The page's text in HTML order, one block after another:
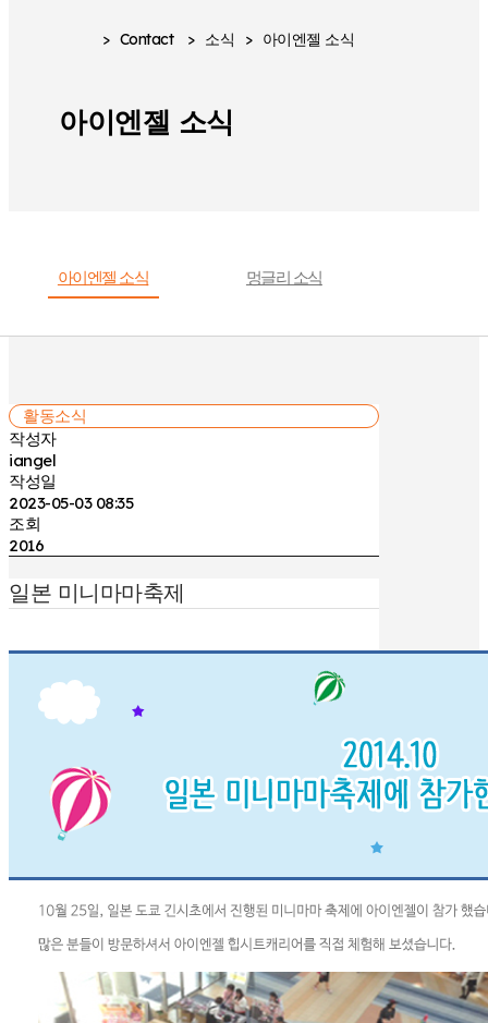
> Contact > 소식 > 아이엔젤 소식
아이엔젤 소식
아이엔젤 소식 멍글리 소식
활동소식
작성자
iangel
작성일
2023-05-03 08:35
조회
2016
일본 미니마마축제